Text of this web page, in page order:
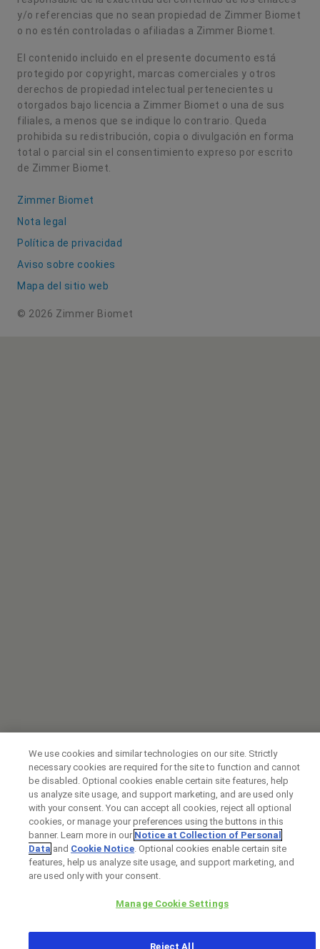
y/o referencias que no sean propiedad de Zimmer Biomet
o no estén controladas o afiliadas a Zimmer Biomet.
El contenido incluido en el presente documento está
protegido por copyright, marcas comerciales y otros
derechos de propiedad intelectual pertenecientes u
otorgados bajo licencia a Zimmer Biomet o una de sus
filiales, a menos que se indique lo contrario. Queda
prohibida su redistribución, copia o divulgación en forma
total o parcial sin el consentimiento expreso por escrito
de Zimmer Biomet.
Zimmer Biomet
Nota legal
Política de privacidad
Aviso sobre cookies
Mapa del sitio web
© 2026 Zimmer Biomet
We use cookies and similar technologies on our site. Strictly
necessary cookies are required for the site to function and cannot
be disabled. Optional cookies enable certain site features, help
us analyze site usage, and support marketing, and are used only
with your consent. You can accept all cookies, reject all optional
cookies, or manage your preferences using the buttons in this
banner. Learn more in our Notice at Collection of Personal
Data and Cookie Notice. Optional cookies enable certain site
features, help us analyze site usage, and support marketing, and
are used only with your consent.
Manage Cookie Settings
Reject All